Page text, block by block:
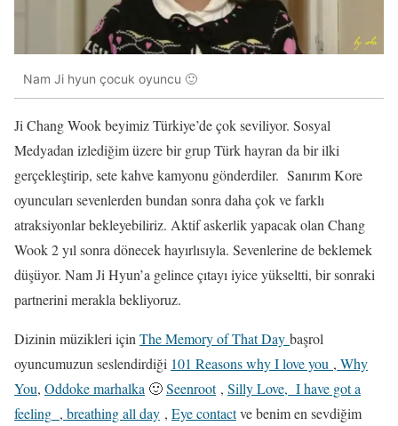
Nam Ji hyun çocuk oyuncu 🙂
Ji Chang Wook beyimiz Türkiye’de çok seviliyor. Sosyal
Medyadan izlediğim üzere bir grup Türk hayran da bir ilki
gerçekleştirip, sete kahve kamyonu gönderdiler. Sanırım Kore
oyuncuları sevenlerden bundan sonra daha çok ve farklı
atraksiyonlar bekleyebiliriz. Aktif askerlik yapacak olan Chang
Wook 2 yıl sonra dönecek hayırlısıyla. Sevenlerine de beklemek
düşüyor. Nam Ji Hyun’a gelince çıtayı iyice yükseltti, bir sonraki
partnerini merakla bekliyoruz.
Dizinin müzikleri için The Memory of That Day başrol
oyuncumuzun seslendirdiği 101 Reasons why I love you , Why
You, Oddoke marhalka 🙂Seenroot, Silly Love, I have got a
feeling , breathing all day , Eye contactve benim en sevdiğim